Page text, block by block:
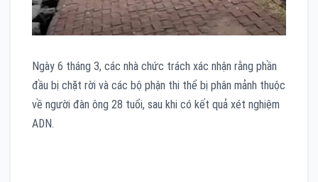
Ngày 6 tháng 3, các nhà chức trách xác nhận rằng phần
đầu bị chặt rời và các bộ phận thi thể bị phân mảnh thuộc
về người đàn ông 28 tuổi, sau khi có kết quả xét nghiệm
ADN.